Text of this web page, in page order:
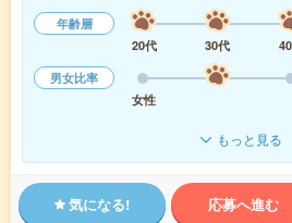
年齢層
20代
30代
男女比率
女性
もっと見る
気になる! 応募へ進む